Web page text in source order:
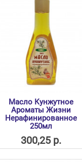
Масло Кунжутное
Ароматы Жизни
Нерафинированное
250мл
300,25 р.